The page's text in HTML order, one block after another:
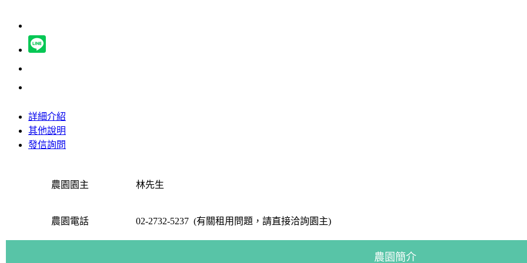
詳細介紹
其他說明
發信詢問
農園園主 林先生
農園電話 02-2732-5237 (有關租用問題，請直接洽詢園主)
農園簡介